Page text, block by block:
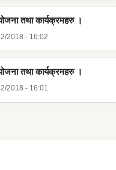
तथा कार्यक्रमहरु ।
2018 - 16:02
तथा कार्यक्रमहरु ।
2018 - 16:01